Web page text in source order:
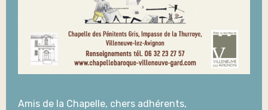
Amis de la Chapelle, chers adhérents,